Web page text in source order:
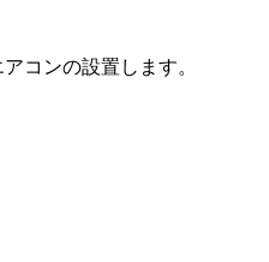
コンの設置します。